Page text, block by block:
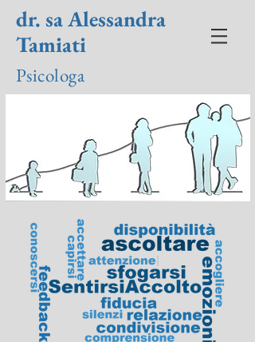
dr. sa Alessandra
Tamiati
Psicologa